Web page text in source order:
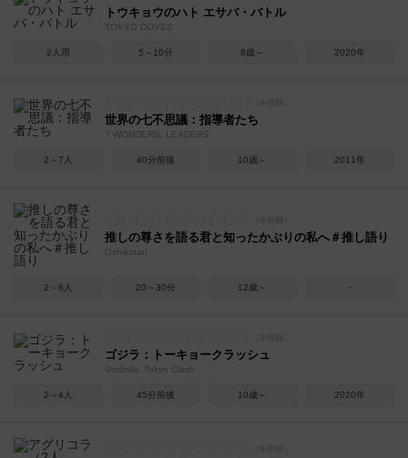
トウキョウのハト エサバ・バトル
TOKYO DOVES
2人用 5～10分 8歳～ 2020年
世界の七不思議：指導者たち
7 WONDERS: LEADERS
2～7人 40分前後 10歳～ 2011年
推しの尊さを語る君と知ったかぶりの私へ＃推し語り
Oshikatari
2～6人 20～30分 12歳～ －
ゴジラ：トーキョークラッシュ
Godzilla: Tokyo Clash
2～4人 45分前後 10歳～ 2020年